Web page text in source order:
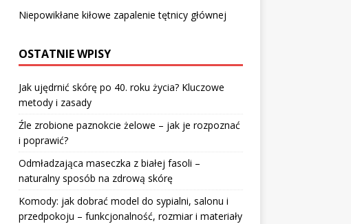
Niepowikłane kiłowe zapalenie tętnicy głównej
OSTATNIE WPISY
Jak ujędrnić skórę po 40. roku życia? Kluczowe
metody i zasady
Źle zrobione paznokcie żelowe – jak je rozpoznać
i poprawić?
Odmładzająca maseczka z białej fasoli –
naturalny sposób na zdrową skórę
Komody: jak dobrać model do sypialni, salonu i
przedpokoju – funkcjonalność, rozmiar i materiały